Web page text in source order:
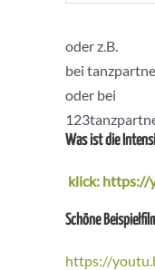
oder z.B.
bei
oder bei
Was ist die
klick: https://
Schöne
https://